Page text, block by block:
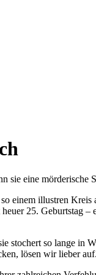
sie eine mörderische
einem illustren
25. Geburtstag
stochert so lange in
lösen wir lieber